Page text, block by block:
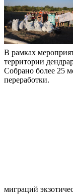
В рамках
территории
Собрано более 25
переработки.
миграций